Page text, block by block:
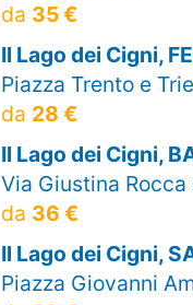
da 35 €
Il Lago dei Cigni,
Piazza Trento e
da 28 €
Il Lago dei Cigni,
Via Giustina Rocca
da 36 €
Il Lago dei Cigni,
Piazza Giovanni